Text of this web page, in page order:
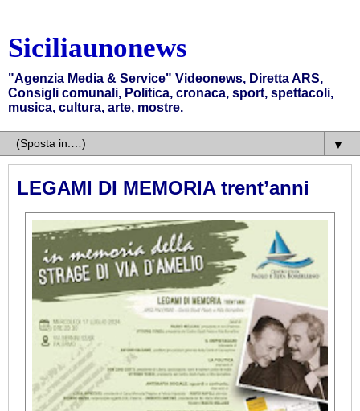
Siciliaunonews
"Agenzia Media & Service" Videonews, Diretta ARS,
Consigli comunali, Politica, cronaca, sport, spettacoli,
musica, cultura, arte, mostre.
▼
LEGAMI DI MEMORIA trent’anni